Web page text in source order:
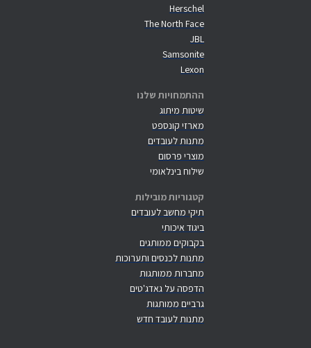
Herschel
The North Face
JBL
Samsonite
Lexon
ההתמחויות שלנו
שיטות מיתוג
מארזי קונספט
מתנות לעובדים
מוצרי פרסום
שילוח בינלאומי
קטגוריות מובילות
תיקי מחשב לעובדים
ביגוד איכותי
בקבוקים ממותגים
מתנות לכנסים ותערוכות
מחברות ממותגות
הדפסה על גאדג'טים
גרביים ממותגות
מתנות לעובד חדש